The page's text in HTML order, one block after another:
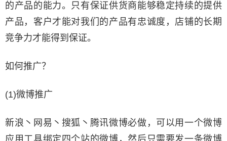
的产品的能力。只有保证供货商能够稳定持续的提供
产品，客户才能对我们的产品有忠诚度，店铺的长期
竞争力才能得到保证。
如何推广？
(1)微博推广
新浪丶网易丶搜狐丶腾讯微博必做，可以用一个微博